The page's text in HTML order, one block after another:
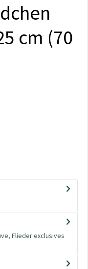
cm (70
Flieder exclusives